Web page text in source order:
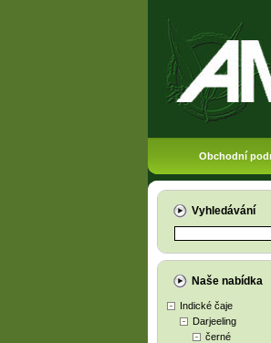
Obchodní
Vyhledávání
Naše nabídka
Indické čaje
Darjeeling
černé